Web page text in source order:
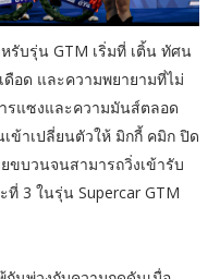
รับรุ่น GTM เริ่มที่ เติ้น ทัศน
อด และความพยายามที่ไม่
รแซงและความมันส์ตลอด
ข้าเปลี่ยนตัวให้ มิกกี้ คมิก ปิด
ขบวนจนสามารถวิ่งเข้ารับ
3 ในรุ่น Supercar GTM